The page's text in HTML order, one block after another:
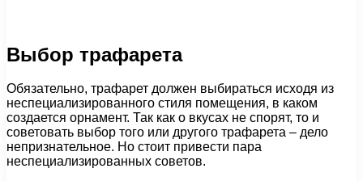
Выбор трафарета
Обязательно, трафарет должен выбираться исходя из
неспециализированного стиля помещения, в каком
создается орнамент. Так как о вкусах не спорят, то и
советовать выбор того или другого трафарета – дело
непризнательное. Но стоит привести пара
неспециализированных советов.